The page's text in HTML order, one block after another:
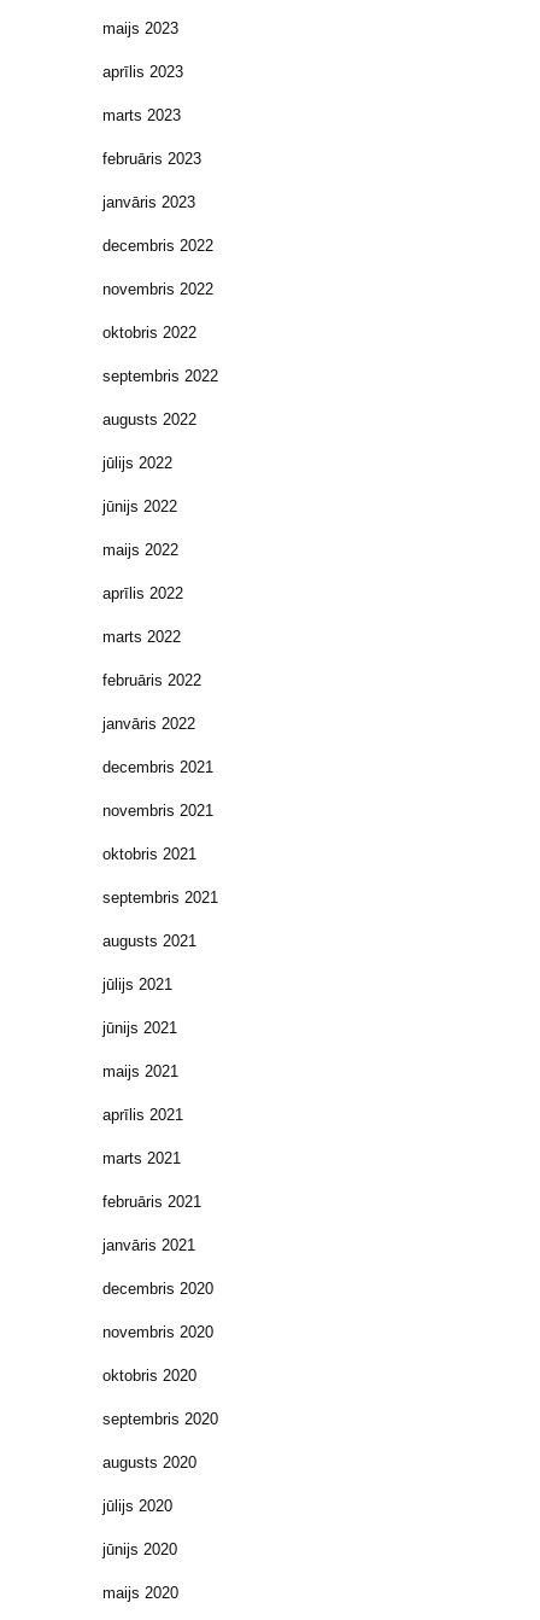
maijs 2023
aprīlis 2023
marts 2023
februāris 2023
janvāris 2023
decembris 2022
novembris 2022
oktobris 2022
septembris 2022
augusts 2022
jūlijs 2022
jūnijs 2022
maijs 2022
aprīlis 2022
marts 2022
februāris 2022
janvāris 2022
decembris 2021
novembris 2021
oktobris 2021
septembris 2021
augusts 2021
jūlijs 2021
jūnijs 2021
maijs 2021
aprīlis 2021
marts 2021
februāris 2021
janvāris 2021
decembris 2020
novembris 2020
oktobris 2020
septembris 2020
augusts 2020
jūlijs 2020
jūnijs 2020
maijs 2020